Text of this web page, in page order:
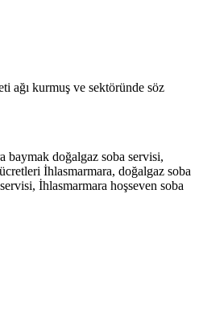
ağı kurmuş ve sektöründe söz
baymak doğalgaz soba servisi,
İhlasmarmara, doğalgaz soba
İhlasmarmara hoşseven soba